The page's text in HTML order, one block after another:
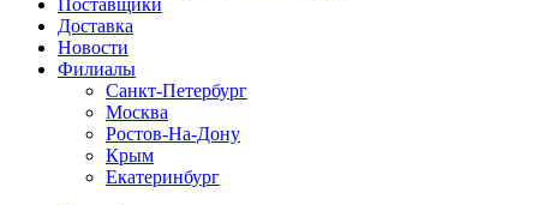
Доставка
Новости
Филиалы
Санкт-Петербург
Москва
Ростов-На-Дону
Крым
Екатеринбург